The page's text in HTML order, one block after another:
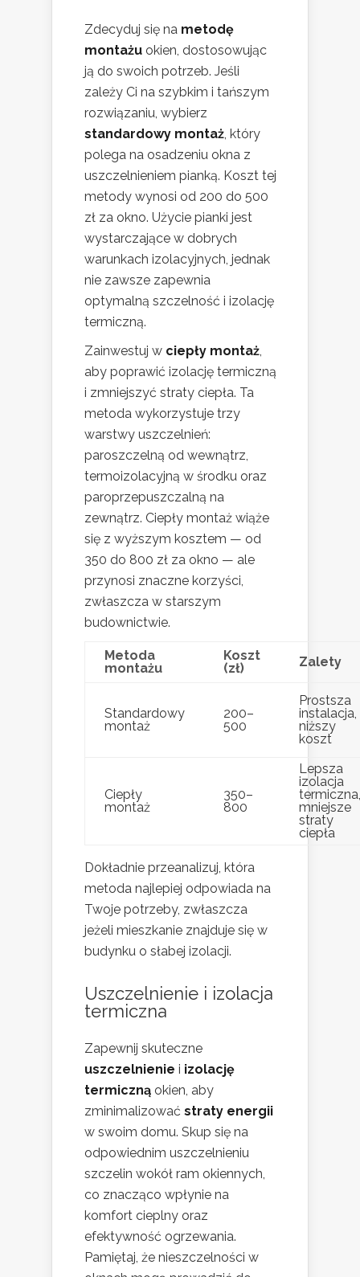
Zdecyduj się na metodę
montażu okien, dostosowując
ją do swoich potrzeb. Jeśli
zależy Ci na szybkim i tańszym
rozwiązaniu, wybierz
standardowy montaż, który
polega na osadzeniu okna z
uszczelnieniem pianką. Koszt tej
metody wynosi od 200 do 500
zł za okno. Użycie pianki jest
wystarczające w dobrych
warunkach izolacyjnych, jednak
nie zawsze zapewnia
optymalną szczelność i izolację
termiczną.
Zainwestuj w ciepły montaż,
aby poprawić izolację termiczną
i zmniejszyć straty ciepła. Ta
metoda wykorzystuje trzy
warstwy uszczelnień:
paroszczelną od wewnątrz,
termoizolacyjną w środku oraz
paroprzepuszczalną na
zewnątrz. Ciepły montaż wiąże
się z wyższym kosztem — od
350 do 800 zł za okno — ale
przynosi znaczne korzyści,
zwłaszcza w starszym
budownictwie.
Metoda
montażu
Koszt
(zł)
Zalety
Standardowy
montaż
200–
500
Prostsza
instalacja,
niższy
koszt
Ciepły
montaż
350–
800
Lepsza
izolacja
termiczna,
mniejsze
straty
ciepła
Dokładnie przeanalizuj, która
metoda najlepiej odpowiada na
Twoje potrzeby, zwłaszcza
jeżeli mieszkanie znajduje się w
budynku o słabej izolacji.
Uszczelnienie i izolacja
termiczna
Zapewnij skuteczne
uszczelnienie i izolację
termiczną okien, aby
zminimalizować straty energii
w swoim domu. Skup się na
odpowiednim uszczelnieniu
szczelin wokół ram okiennych,
co znacząco wpłynie na
komfort cieplny oraz
efektywność ogrzewania.
Pamiętaj, że nieszczelności w